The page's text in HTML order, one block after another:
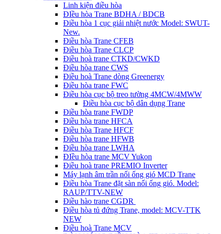
Linh kiện điều hòa
ĐIều hòa Trane BDHA / BDCB
Điều hòa 1 cục giải nhiệt nước Model: SWUT-
New.
Điều hòa Trane CFEB
Điều hòa Trane CLCP
Điều hoà trane CTKD/CWKD
Điều hòa trane CWS
Điều hoà Trane dòng Greenergy
Điều hòa trane FWC
Điều hòa cục bộ treo tường 4MCW/4MWW
Điều hòa cục bộ dân dụng Trane
Điều hòa trane FWDP
Điều hòa trane HFCA
Điều hòa Trane HFCF
Điều hòa trane HFWB
Điều hòa trane LWHA
ĐIều hòa trane MCV Yukon
Điều hoà trane PREMIO Inverter
Máy lạnh âm trần nối ống gió MCD Trane
Điều hòa Trane đặt sàn nối ống gió. Model:
RAUP/TTV-NEW
Điều hào trane CGDR
Điều hòa tủ đứng Trane, model: MCV-TTK
NEW
Điều hoà Trane MCV